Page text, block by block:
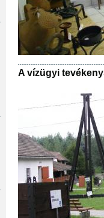
A vízügyi